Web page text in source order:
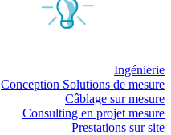
Ingénierie
Conception Solutions de mesure
Câblage sur mesure
Consulting en projet mesure
Prestations sur site